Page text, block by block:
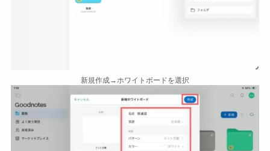
新規作成→ホワイトボードを選択